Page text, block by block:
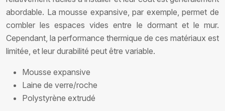
abordable. La mousse expansive, par exemple, permet de
combler les espaces vides entre le dormant et le mur.
Cependant, la performance thermique de ces matériaux est
limitée, et leur durabilité peut être variable.
Mousse expansive
Laine de verre/roche
Polystyrène extrudé